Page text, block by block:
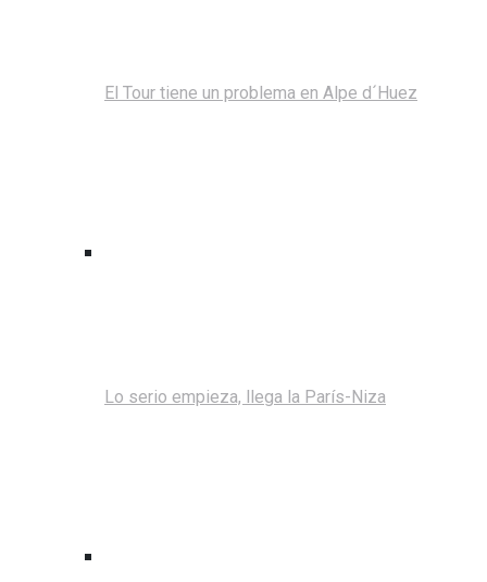
El Tour tiene un problema en Alpe d´Huez
Lo serio empieza, llega la París-Niza